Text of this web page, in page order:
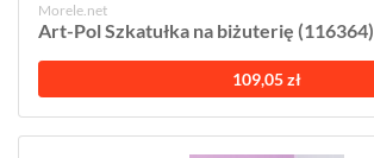
Morele.net
Art-Pol Szkatułka na biżuterię (116364)
109,05 zł